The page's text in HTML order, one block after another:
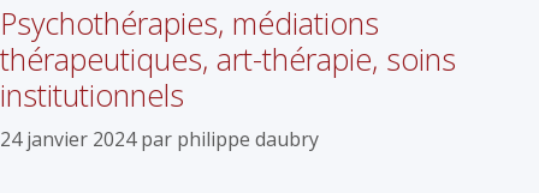
Psychothérapies, médiations
thérapeutiques, art-thérapie, soins
institutionnels
24 janvier 2024 par philippe daubry